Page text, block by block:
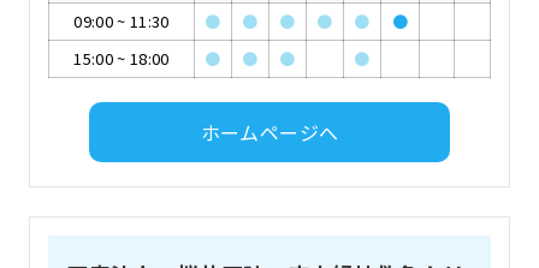
09:00~ 11:30 ● ● ● ● ●
●
15:00~ 18:00 ● ● ● ●
ホームページへ